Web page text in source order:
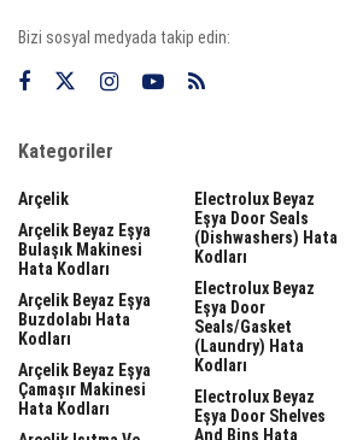
Bizi sosyal medyada takip edin:
Kategoriler
Arçelik
Arçelik Beyaz Eşya
Bulaşık Makinesi
Hata Kodları
Arçelik Beyaz Eşya
Buzdolabı Hata
Kodları
Arçelik Beyaz Eşya
Çamaşır Makinesi
Hata Kodları
Electrolux Beyaz
Eşya Door Seals
(dishwashers) Hata
Kodları
Electrolux Beyaz
Eşya Door
Seals/gasket
(laundry) Hata
Kodları
Electrolux Beyaz
Eşya Door Shelves
And Bins Hata